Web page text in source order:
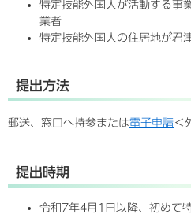
特定技能外国人が活動する事
業者
特定技能外国人の住居地が君
提出方法
郵送、窓口へ持参または電子申請＜
提出時期
令和7年4月1日以降、初めて